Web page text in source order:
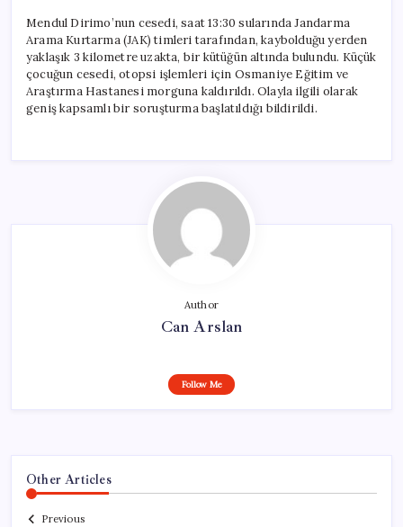
Mendul Dirimo’nun cesedi, saat 13:30 sularında Jandarma
Arama Kurtarma (JAK) timleri tarafından, kaybolduğu yerden
yaklaşık 3 kilometre uzakta, bir kütüğün altında bulundu. Küçük
çocuğun cesedi, otopsi işlemleri için Osmaniye Eğitim ve
Araştırma Hastanesi morguna kaldırıldı. Olayla ilgili olarak
geniş kapsamlı bir soruşturma başlatıldığı bildirildi.
Author
Can Arslan
Follow Me
Other Articles
Previous